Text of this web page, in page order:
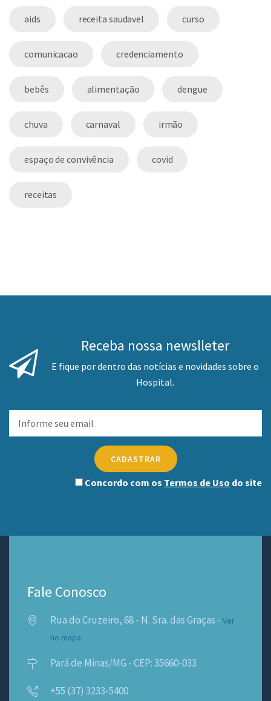
aids receita saudavel curso
comunicacao credenciamento
bebês alimentação dengue
chuva carnaval irmão
espaço de convivência covid
receitas
Receba nossa newslleter
E fique por dentro das notícias e novidades sobre o
Hospital.
CADASTRAR
Concordo com os Termos de Uso do site
Fale Conosco
Rua do Cruzeiro, 68 - N. Sra. das Graças - Ver
no mapa
Pará de Minas/MG - CEP: 35660-033
+55 (37) 3233-5400